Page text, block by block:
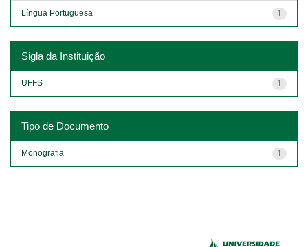
1
Língua Portuguesa
Sigla da Instituição
1
UFFS
Tipo de Documento
1
Monografia